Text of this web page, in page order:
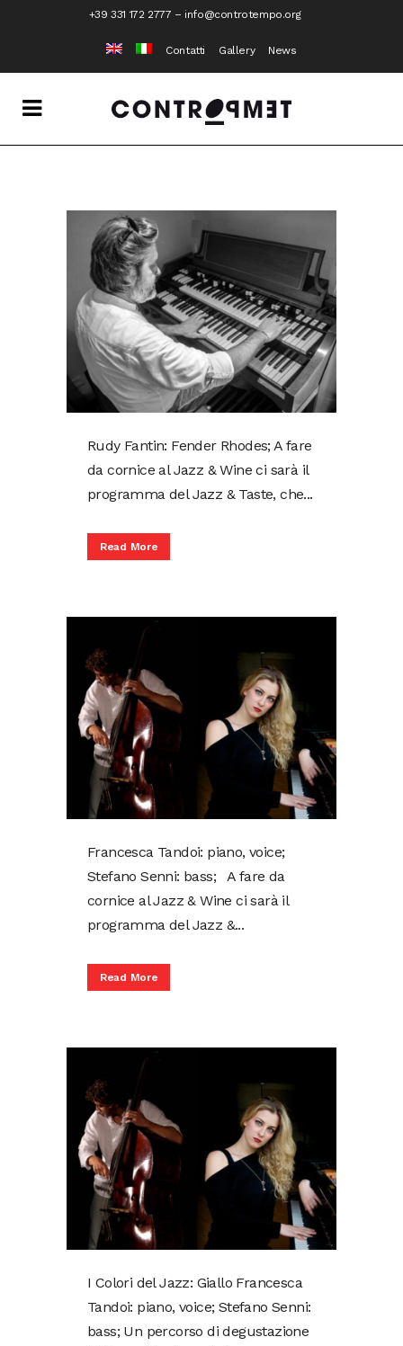
+39 331 172 2777 – info@controtempo.org
Contatti Gallery News
Rudy Fantin: Fender Rhodes; A fare
da cornice al Jazz & Wine ci sarà il
programma del Jazz & Taste, che...
Read More
Francesca Tandoi: piano, voice;
Stefano Senni: bass; A fare da
cornice al Jazz & Wine ci sarà il
programma del Jazz &...
Read More
I Colori del Jazz: Giallo Francesca
Tandoi: piano, voice; Stefano Senni:
bass; Un percorso di degustazione